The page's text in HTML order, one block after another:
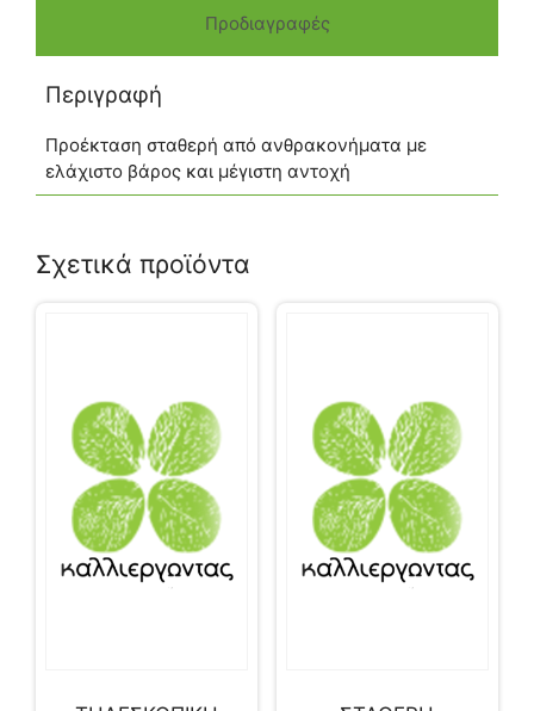
Προδιαγραφές
Περιγραφή
Προέκταση σταθερή από ανθρακονήματα με
ελάχιστο βάρος και μέγιστη αντοχή
Σχετικά προϊόντα